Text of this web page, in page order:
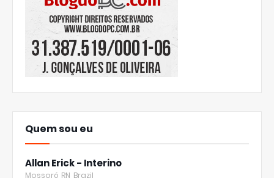
Quem sou eu
Allan Erick - Interino
Mossoró, RN, Brazil